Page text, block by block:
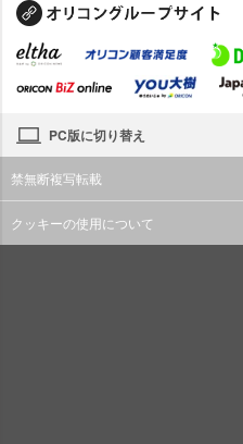
PC版に切り替え
禁無断複写転載
クッキーの使用について